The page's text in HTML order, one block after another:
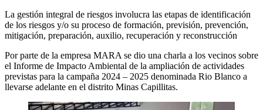
La gestión integral de riesgos involucra las etapas de identificación
de los riesgos y/o su proceso de formación, previsión, prevención,
mitigación, preparación, auxilio, recuperación y reconstrucción
Por parte de la empresa MARA se dio una charla a los vecinos sobre
el Informe de Impacto Ambiental de la ampliación de actividades
previstas para la campaña 2024 – 2025 denominada Rio Blanco a
llevarse adelante en el distrito Minas Capillitas.